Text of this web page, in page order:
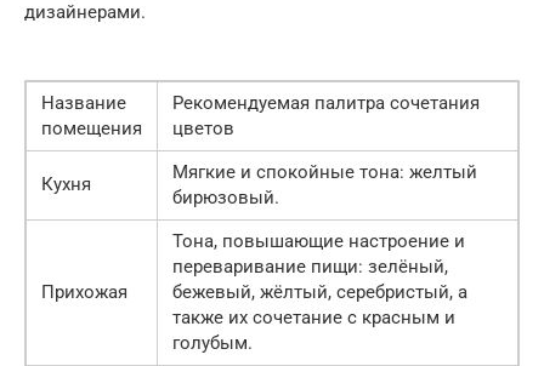
дизайнерами.
Название
помещения
Рекомендуемая палитра сочетания
цветов
Кухня
Мягкие и спокойные тона: желтый
бирюзовый.
Прихожая
Тона, повышающие настроение и
переваривание пищи: зелёный,
бежевый, жёлтый, серебристый, а
также их сочетание с красным и
голубым.